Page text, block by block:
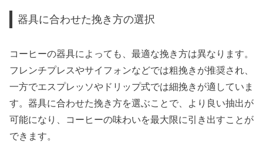
器具に合わせた挽き方の選択
コーヒーの器具によっても、最適な挽き方は異なります。
フレンチプレスやサイフォンなどでは粗挽きが推奨され、
一方でエスプレッソやドリップ式では細挽きが適していま
す。器具に合わせた挽き方を選ぶことで、より良い抽出が
可能になり、コーヒーの味わいを最大限に引き出すことが
できます。